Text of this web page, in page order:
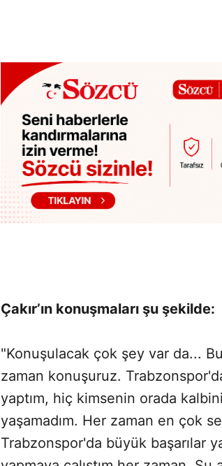
Çakır’ın konuşmaları şu şekilde:
"Konuşulacak çok şey var da...
zaman konuşuruz.
yaptım, hiç kimsenin orada
yaşamadım. Her zaman en çok
Trabzonspor'da büyük başarılar